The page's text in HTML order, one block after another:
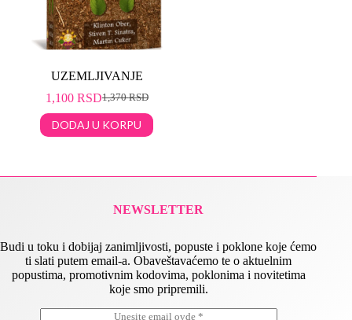
UZEMLJIVANJE
1,370RSD
1,100 RSD
DODAJ U KORPU
NEWSLETTER
Budi u toku i dobijaj zanimljivosti, popuste i poklone koje ćemo
ti slati putem email-a. Obaveštavaćemo te o aktuelnim
popustima, promotivnim kodovima, poklonima i novitetima
koje smo pripremili.